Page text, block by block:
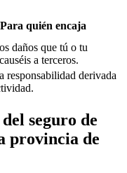
Para quién encaja
daños que tú o tu
a terceros.
responsabilidad derivada
seguro de
provincia de